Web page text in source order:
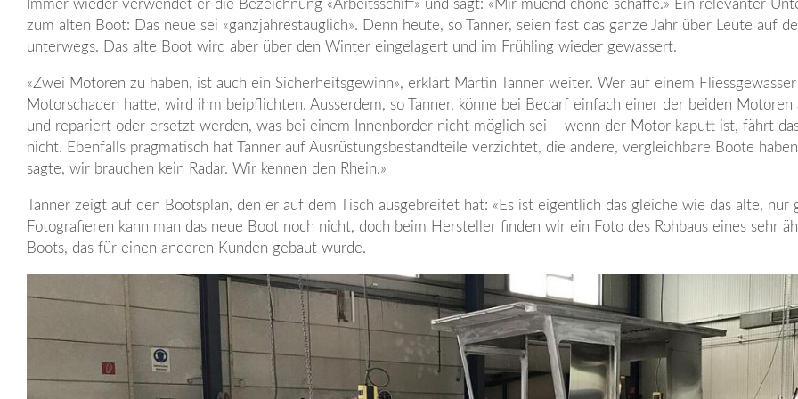
Immer wieder verwendet er die Bezeichnung «Arbeitsschiff» und sagt: «Mir müend chöne schaffe.» Ein relevanter
zum alten Boot: Das neue sei «ganzjahrestauglich». Denn heute, so Tanner, seien fast das ganze Jahr über Leute auf
unterwegs. Das alte Boot wird aber über den Winter eingelagert und im Frühling wieder gewassert.
«Zwei Motoren zu haben, ist auch ein Sicherheitsgewinn», erklärt Martin Tanner weiter. Wer auf einem
Motorschaden hatte, wird ihm beipflichten. Ausserdem, so Tanner, könne bei Bedarf einfach einer der beiden Motoren
und repariert oder ersetzt werden, was bei einem Innenborder nicht möglich sei – wenn der Motor kaputt ist, fährt
nicht. Ebenfalls pragmatisch hat Tanner auf Ausrüstungsbestandteile verzichtet, die andere, vergleichbare Boote
sagte, wir brauchen kein Radar. Wir kennen den Rhein.»
Tanner zeigt auf den Bootsplan, den er auf dem Tisch ausgebreitet hat: «Es ist eigentlich das gleiche wie das alte, nur
Fotografieren kann man das neue Boot noch nicht, doch beim Hersteller finden wir ein Foto des Rohbaus eines sehr
Boots, das für einen anderen Kunden gebaut wurde.